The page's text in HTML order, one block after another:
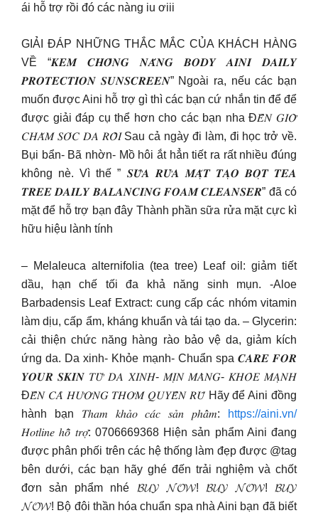
ái hỗ trợ rồi đó các nàng iu ơiii
GIẢI ĐÁP NHỮNG THẮC MẮC CỦA KHÁCH HÀNG
VỀ “𝑲𝑬𝑴 𝑪𝑯𝑶̂́𝑵𝑮 𝑵𝑨̆́𝑵𝑮 𝑩𝑶𝑫𝒀 𝑨𝑰𝑵𝑰 𝑫𝑨𝑰𝑳𝒀
𝑷𝑹𝑶𝑻𝑬𝑪𝑻𝑰𝑶𝑵 𝑺𝑼𝑵𝑺𝑪𝑹𝑬𝑬𝑵” Ngoài ra, nếu các bạn
muốn được Aini hỗ trợ gì thì các bạn cứ nhắn tin để để
được giải đáp cụ thể hơn cho các bạn nha Đ𝐸̂́𝑁 𝐺𝐼𝑂̛̀
𝐶𝐻𝐴̆𝑀 𝑆𝑂́𝐶 𝐷𝐴 𝑅𝑂̂̀𝐼 Sau cả ngày đi làm, đi học trở về.
Bụi bẩn- Bã nhờn- Mồ hôi ắt hẳn tiết ra rất nhiều đúng
không nè. Vì thế ” 𝑺𝑼̛̃𝑨 𝑹𝑼̛̉𝑨 𝑴𝑨̣̆𝑻 𝑻𝑨̣𝑶 𝑩𝑶̣𝑻 𝑻𝑬𝑨
𝑻𝑹𝑬𝑬 𝑫𝑨𝑰𝑳𝒀 𝑩𝑨𝑳𝑨𝑵𝑪𝑰𝑵𝑮 𝑭𝑶𝑨𝑴 𝑪𝑳𝑬𝑨𝑵𝑺𝑬𝑹” đã có
mặt để hỗ trợ bạn đây Thành phần sữa rửa mặt cực kì
hữu hiệu lành tính
– Melaleuca alternifolia (tea tree) Leaf oil: giảm tiết
dầu, hạn chế tối đa khả năng sinh mụn. -Aloe
Barbadensis Leaf Extract: cung cấp các nhóm vitamin
làm dịu, cấp ẩm, kháng khuẩn và tái tạo da. – Glycerin:
cải thiện chức năng hàng rào bảo vệ da, giảm kích
ứng da. Da xinh- Khỏe mạnh- Chuẩn spa 𝑪𝑨𝑹𝑬 𝑭𝑶𝑹
𝒀𝑶𝑼𝑹 𝑺𝑲𝑰𝑵 𝑇𝑈̛̀ 𝐷𝐴 𝑋𝐼𝑁𝐻- 𝑀𝐼̣𝑁 𝑀𝐴̀𝑁𝐺- 𝐾𝐻𝑂̉𝐸 𝑀𝐴̣𝑁𝐻
Đ𝐸̂́𝑁 𝐶𝐴̉ 𝐻𝑈̛𝑂̛𝑁𝐺 𝑇𝐻𝑂̛𝑀 𝑄𝑈𝑌𝐸̂́𝑁 𝑅𝑈̃ Hãy để Aini đồng
hành bạn 𝑇ℎ𝑎𝑚 𝑘ℎ𝑎̉𝑜 𝑐𝑎́𝑐 𝑠𝑎̉𝑛 𝑝ℎ𝑎̂̉𝑚:
https://aini.vn/
𝐻𝑜𝑡𝑙𝑖𝑛𝑒 ℎ𝑜̂̃ 𝑡𝑟𝑜̛̣: 0706669368 Hiện sản phẩm Aini đang
được phân phối trên các hệ thống làm đẹp được @tag
bên dưới, các bạn hãy ghé đến trải nghiệm và chốt
đơn sản phẩm nhé 𝓑𝓤𝓨 𝓝𝓞𝓦! 𝓑𝓤𝓨 𝓝𝓞𝓦! 𝓑𝓤𝓨
𝓝𝓞𝓦! Bộ đôi thần hóa chuẩn spa nhà Aini bạn đã biết